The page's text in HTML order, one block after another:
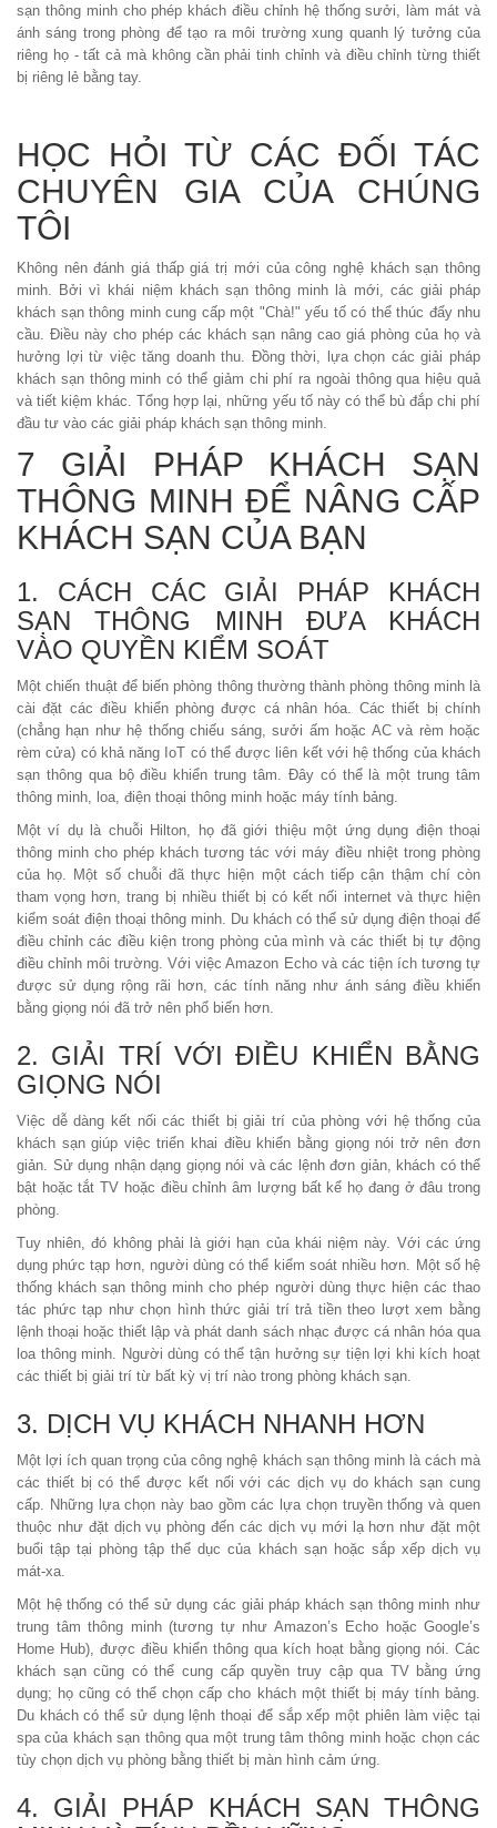
sạn thông minh cho phép khách điều chỉnh hệ thống sưởi, làm mát và
ánh sáng trong phòng để tạo ra môi trường xung quanh lý tưởng của
riêng họ - tất cả mà không cần phải tinh chỉnh và điều chỉnh từng thiết
bị riêng lẻ bằng tay.
HỌC HỎI TỪ CÁC ĐỐI TÁC
CHUYÊN GIA CỦA CHÚNG
TÔI
Không nên đánh giá thấp giá trị mới của công nghệ khách sạn thông
minh. Bởi vì khái niệm khách sạn thông minh là mới, các giải pháp
khách sạn thông minh cung cấp một "Chà!" yếu tố có thể thúc đẩy nhu
cầu. Điều này cho phép các khách sạn nâng cao giá phòng của họ và
hưởng lợi từ việc tăng doanh thu. Đồng thời, lựa chọn các giải pháp
khách sạn thông minh có thể giảm chi phí ra ngoài thông qua hiệu quả
và tiết kiệm khác. Tổng hợp lại, những yếu tố này có thể bù đắp chi phí
đầu tư vào các giải pháp khách sạn thông minh.
7 GIẢI PHÁP KHÁCH SẠN
THÔNG MINH ĐỂ NÂNG CẤP
KHÁCH SẠN CỦA BẠN
1. CÁCH CÁC GIẢI PHÁP KHÁCH
SẠN THÔNG MINH ĐƯA KHÁCH
VÀO QUYỀN KIỂM SOÁT
Một chiến thuật để biến phòng thông thường thành phòng thông minh là
cài đặt các điều khiển phòng được cá nhân hóa. Các thiết bị chính
(chẳng hạn như hệ thống chiếu sáng, sưởi ấm hoặc AC và rèm hoặc
rèm cửa) có khả năng IoT có thể được liên kết với hệ thống của khách
sạn thông qua bộ điều khiển trung tâm. Đây có thể là một trung tâm
thông minh, loa, điện thoại thông minh hoặc máy tính bảng.
Một ví dụ là chuỗi Hilton, họ đã giới thiệu một ứng dụng điện thoại
thông minh cho phép khách tương tác với máy điều nhiệt trong phòng
của họ. Một số chuỗi đã thực hiện một cách tiếp cận thậm chí còn
tham vọng hơn, trang bị nhiều thiết bị có kết nối internet và thực hiện
kiểm soát điện thoại thông minh. Du khách có thể sử dụng điện thoại để
điều chỉnh các điều kiện trong phòng của mình và các thiết bị tự động
điều chỉnh môi trường. Với việc Amazon Echo và các tiện ích tương tự
được sử dụng rộng rãi hơn, các tính năng như ánh sáng điều khiển
bằng giọng nói đã trở nên phổ biến hơn.
2. GIẢI TRÍ VỚI ĐIỀU KHIỂN BẰNG
GIỌNG NÓI
Việc dễ dàng kết nối các thiết bị giải trí của phòng với hệ thống của
khách sạn giúp việc triển khai điều khiển bằng giọng nói trở nên đơn
giản. Sử dụng nhận dạng giọng nói và các lệnh đơn giản, khách có thể
bật hoặc tắt TV hoặc điều chỉnh âm lượng bất kể họ đang ở đâu trong
phòng.
Tuy nhiên, đó không phải là giới hạn của khái niệm này. Với các ứng
dụng phức tạp hơn, người dùng có thể kiểm soát nhiều hơn. Một số hệ
thống khách sạn thông minh cho phép người dùng thực hiện các thao
tác phức tạp như chọn hình thức giải trí trả tiền theo lượt xem bằng
lệnh thoại hoặc thiết lập và phát danh sách nhạc được cá nhân hóa qua
loa thông minh. Người dùng có thể tận hưởng sự tiện lợi khi kích hoạt
các thiết bị giải trí từ bất kỳ vị trí nào trong phòng khách sạn.
3. DỊCH VỤ KHÁCH NHANH HƠN
Một lợi ích quan trọng của công nghệ khách sạn thông minh là cách mà
các thiết bị có thể được kết nối với các dịch vụ do khách sạn cung
cấp. Những lựa chọn này bao gồm các lựa chọn truyền thống và quen
thuộc như đặt dịch vụ phòng đến các dịch vụ mới lạ hơn như đặt một
buổi tập tại phòng tập thể dục của khách sạn hoặc sắp xếp dịch vụ
mát-xa.
Một hệ thống có thể sử dụng các giải pháp khách sạn thông minh như
trung tâm thông minh (tương tự như Amazon’s Echo hoặc Google’s
Home Hub), được điều khiển thông qua kích hoạt bằng giọng nói. Các
khách sạn cũng có thể cung cấp quyền truy cập qua TV bằng ứng
dụng; họ cũng có thể chọn cấp cho khách một thiết bị máy tính bảng.
Du khách có thể sử dụng lệnh thoại để sắp xếp một phiên làm việc tại
spa của khách sạn thông qua một trung tâm thông minh hoặc chọn các
tùy chọn dịch vụ phòng bằng thiết bị màn hình cảm ứng.
4. GIẢI PHÁP KHÁCH SẠN THÔNG